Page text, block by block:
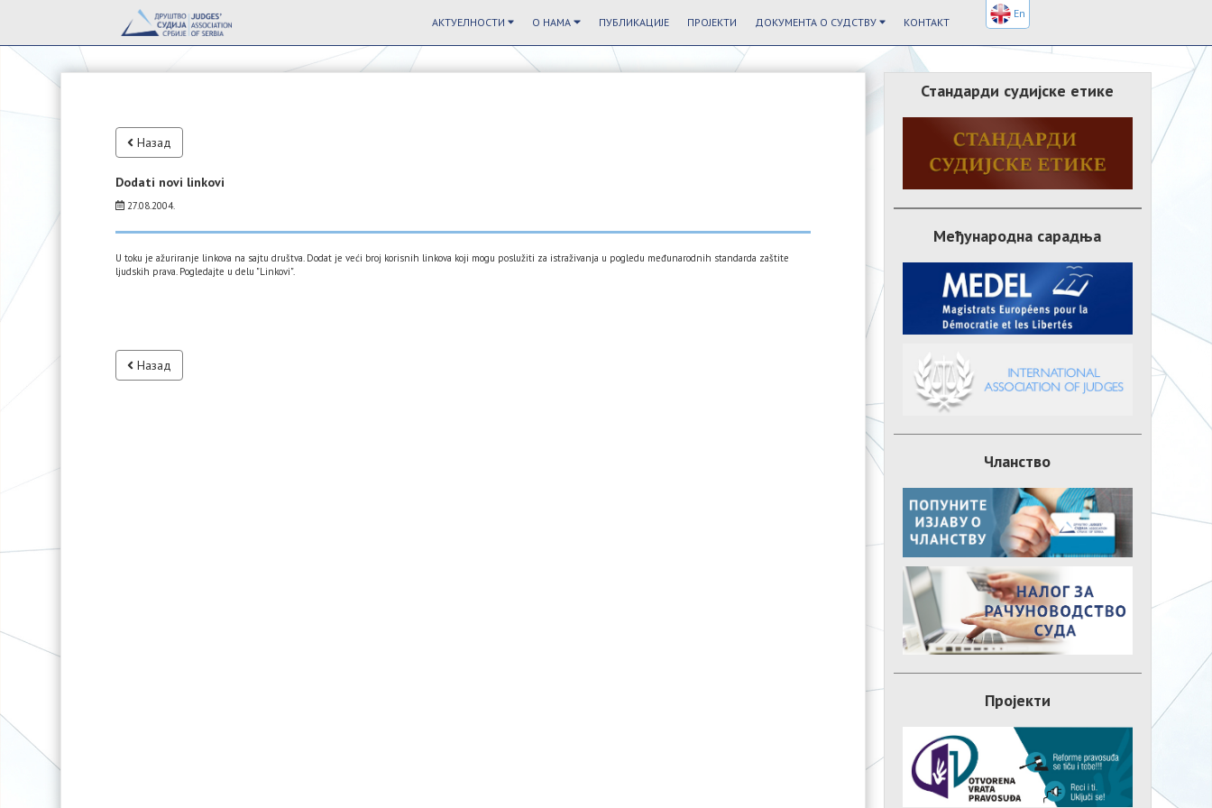
АКТУЕЛНОСТИ О НАМА ПУБЛИКАЦИЈЕ ПРОЈЕКТИ ДОКУМЕНТА О СУДСТВУ КОНТАКТ
Назад
Dodati novi linkovi
27.08.2004.
U toku je ažuriranje linkova na sajtu društva. Dodat je veći broj korisnih linkova koji mogu poslužiti za istraživanja u pogledu međunarodnih standarda zaštite
ljudskih prava. Pogledajte u delu "Linkovi".
Назад
Стандарди судијске етике
Међународна сарадња
Чланство
Пројекти
En